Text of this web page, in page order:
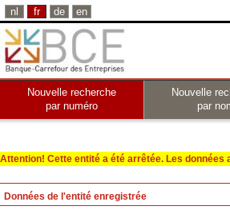
nl fr de en
Nouvelle recherche
par numéro
Nouvelle
par
Attention! Cette entité a été arrêtée. Les
Données de l'entité enregistrée